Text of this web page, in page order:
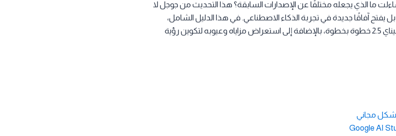
ما الذي يجعله مختلفًا عن الإصدارات السابقة؟ هذا التحديث من جوجل لا
آفاقًا جديدة في تجربة الذكاء الاصطناعي. في هذا الدليل الشامل،
ستتعرف على طريقة استخدام جيميناي 2.5 خطوة بخطوة، بالإضافة إلى استعراض مزاياه وعيوبه لتكوين رؤية